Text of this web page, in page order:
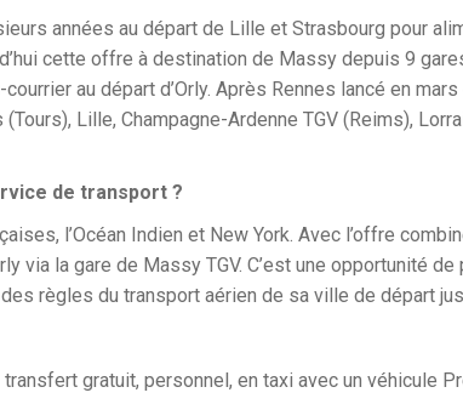
années au départ de Lille et Strasbourg pour
cette offre à destination de Massy depuis 9
au départ d’Orly. Après Rennes lancé en
Lille, Champagne-Ardenne TGV (Reims),
de transport ?
l’Océan Indien et New York. Avec l’offre
via la gare de Massy TGV. C’est une opportunité
règles du transport aérien de sa ville de départ
gratuit, personnel, en taxi avec un véhicule